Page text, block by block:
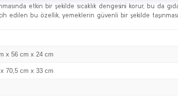
etkin bir şekilde sıcaklık dengesini korur, bu da
edilen bu özellik, yemeklerin güvenli bir şekilde
x 56 cm x 24 cm
70,5 cm x 33 cm